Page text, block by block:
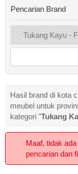
Pencarian Brand
Hasil brand di kota
meubel untuk
kategori "Tukang
Maaf, tidak
pencarian dan